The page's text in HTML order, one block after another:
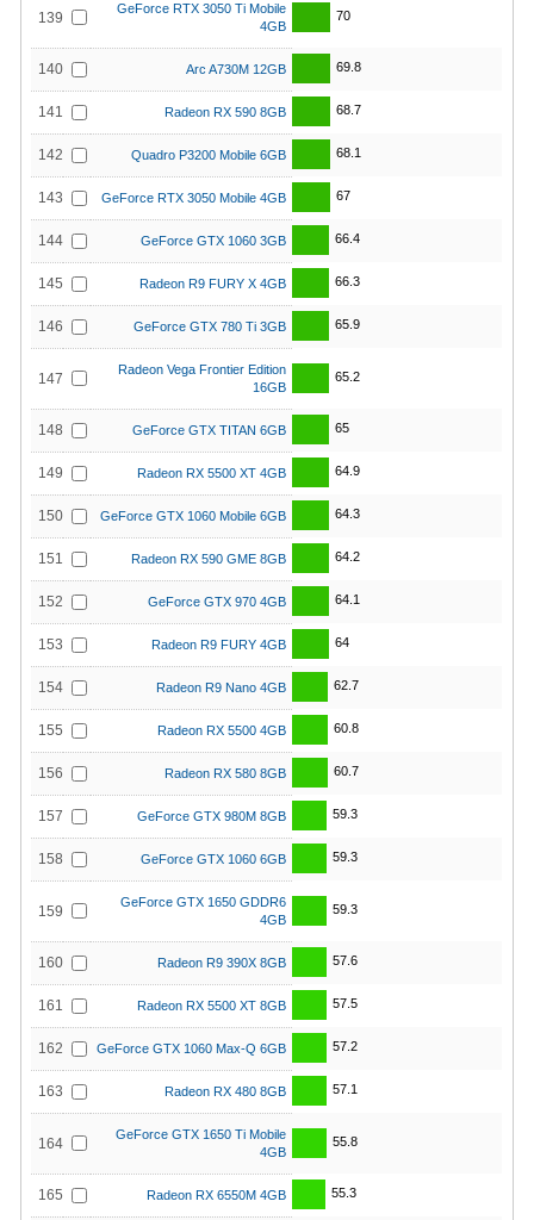
139
GeForce RTX 3050 Ti Mobile
4GB
70
140 Arc A730M 12GB 69.8
141 Radeon RX 590 8GB 68.7
142 Quadro P3200 Mobile 6GB 68.1
143 GeForce RTX 3050 Mobile 4GB 67
144 GeForce GTX 1060 3GB 66.4
145 Radeon R9 FURY X 4GB 66.3
146 GeForce GTX 780 Ti 3GB 65.9
147
Radeon Vega Frontier Edition
16GB
65.2
148 GeForce GTX TITAN 6GB 65
149 Radeon RX 5500 XT 4GB 64.9
150 GeForce GTX 1060 Mobile 6GB 64.3
151 Radeon RX 590 GME 8GB 64.2
152 GeForce GTX 970 4GB 64.1
153 Radeon R9 FURY 4GB 64
154 Radeon R9 Nano 4GB 62.7
155 Radeon RX 5500 4GB 60.8
156 Radeon RX 580 8GB 60.7
157 GeForce GTX 980M 8GB 59.3
158 GeForce GTX 1060 6GB 59.3
159
GeForce GTX 1650 GDDR6
4GB
59.3
160 Radeon R9 390X 8GB 57.6
161 Radeon RX 5500 XT 8GB 57.5
162 GeForce GTX 1060 Max-Q 6GB 57.2
163 Radeon RX 480 8GB 57.1
164
GeForce GTX 1650 Ti Mobile
4GB
55.8
165 Radeon RX 6550M 4GB 55.3